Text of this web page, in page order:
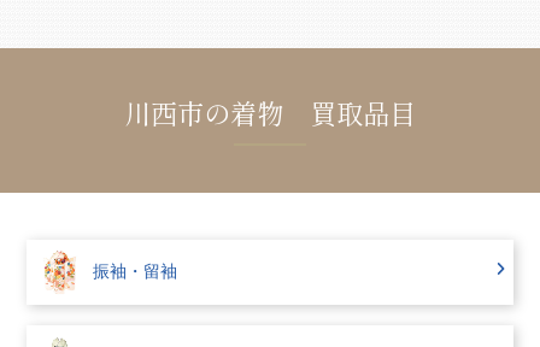
川西市の着物 買取品目
振袖・留袖